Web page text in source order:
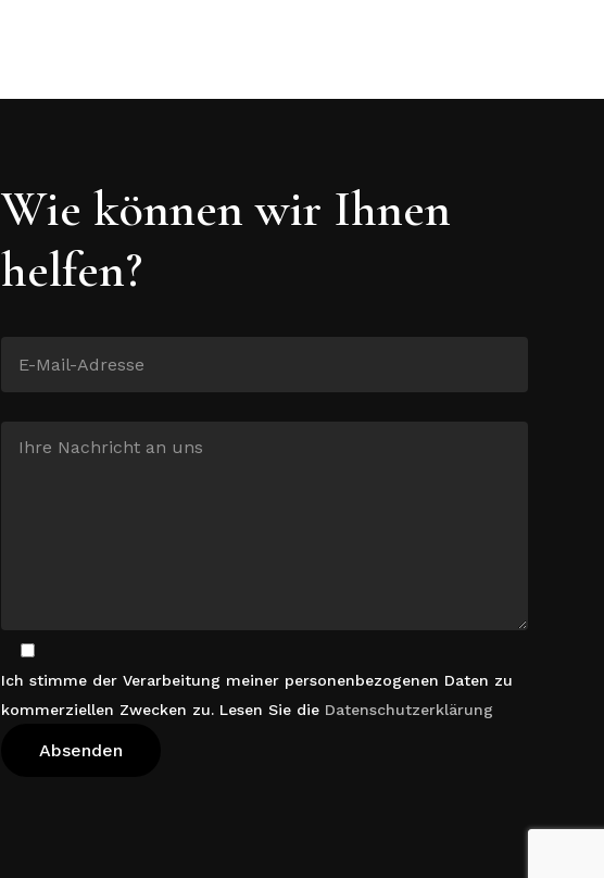
Wie können wir Ihnen
helfen?
Ich stimme der Verarbeitung meiner personenbezogenen Daten zu
kommerziellen Zwecken zu. Lesen Sie die Datenschutzerklärung